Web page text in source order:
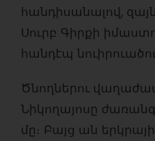
հանդիսանալով,
Սուրբ Գիրքի
հանդէպ
Ծնողներու
Նիկողայոսը
մը։ Բայց ան